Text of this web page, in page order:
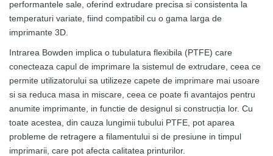
performantele sale, oferind extrudare precisa si consistenta la
temperaturi variate, fiind compatibil cu o gama larga de
imprimante 3D.
Intrarea Bowden implica o tubulatura flexibila (PTFE) care
conecteaza capul de imprimare la sistemul de extrudare, ceea ce
permite utilizatorului sa utilizeze capete de imprimare mai usoare
si sa reduca masa in miscare, ceea ce poate fi avantajos pentru
anumite imprimante, in functie de designul si construcția lor. Cu
toate acestea, din cauza lungimii tubului PTFE, pot aparea
probleme de retragere a filamentului si de presiune in timpul
imprimarii, care pot afecta calitatea printurilor.